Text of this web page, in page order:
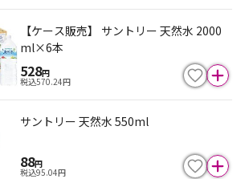
【ケース販売】 サントリー 天然水 2000
ml×6本
528円
税込570.24円
サントリー 天然水 550ml
88円
税込95.04円